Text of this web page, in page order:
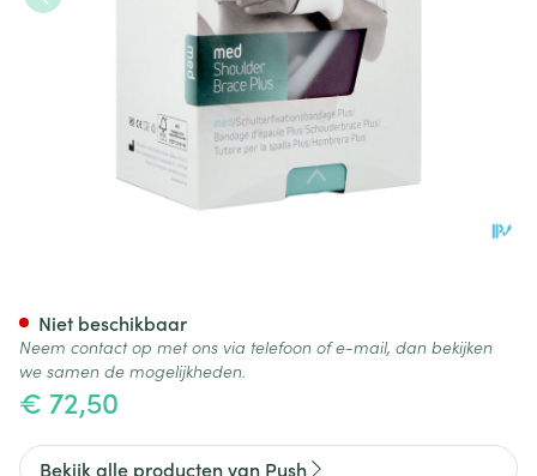
€ 72,50
Niet beschikbaar
Neem contact op met ons via telefoon of e-mail, dan bekijken
we samen de mogelijkheden.
Bekijk alle producten van Push